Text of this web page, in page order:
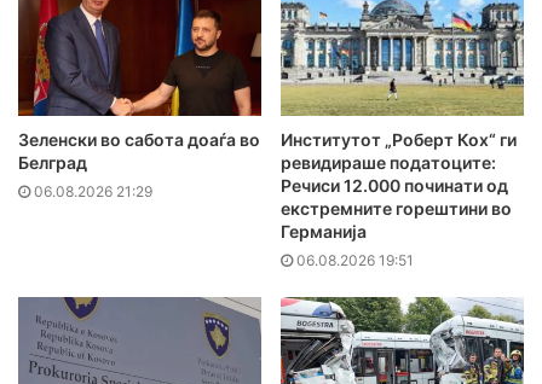
Зеленски во сабота доаѓа во
Белград
06.08.2026 21:29
Институтот „Роберт Кох“ ги
ревидираше податоците:
Речиси 12.000 починати од
екстремните горештини во
Германија
06.08.2026 19:51